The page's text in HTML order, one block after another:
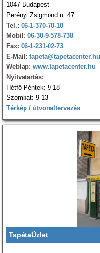
1047 Budapest,
Perényi Zsigmond u. 47.
Tel.: 06-1-370-70-10
Mobil: 06-30-9-578-738
Fax: 06-1-231-02-73
E-Mail: tapeta@tapetacenter.hu
Weblap: www.tapetacenter.hu
Nyitvatartás:
Hétfő-Péntek: 9-18
Szombat: 9-13
Térkép / útvonaltervezés
TapétaÜzlet